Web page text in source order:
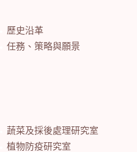
歷史沿革
任務、策略與願景
蔬菜及採後處理研究室
植物防疫研究室